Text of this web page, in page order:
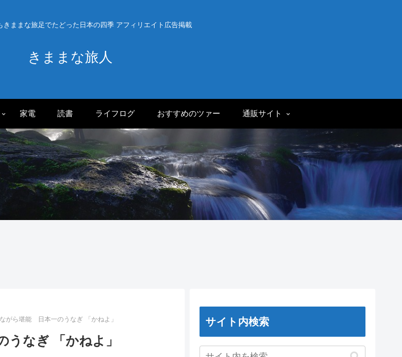
きままな旅足でたどった日本の四季 アフィリエイト広告掲載
きままな旅人
家電 読書 ライフログ おすすめのツァー 通販サイト
がら堪能 日本一のうなぎ 「かねよ」
なぎ 「かねよ」
サイト内検索